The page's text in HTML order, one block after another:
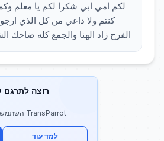
لكم امي ابي شكرا لكم يا معلم
كنتم ولا داعي من كل الذي
الفرح زاد الهنا والجمع كله ضاحك
השתמש בהרחבת דפדפן TransParrot
למד עוד